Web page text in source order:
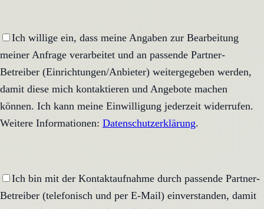
Ich willige ein, dass meine Angaben zur Bearbeitung
meiner Anfrage verarbeitet und an passende Partner-
Betreiber (Einrichtungen/Anbieter) weitergegeben werden,
damit diese mich kontaktieren und Angebote machen
können. Ich kann meine Einwilligung jederzeit widerrufen.
Weitere Informationen: Datenschutzerklärung.
Ich bin mit der Kontaktaufnahme durch passende Partner-
Betreiber (telefonisch und per E-Mail) einverstanden, damit